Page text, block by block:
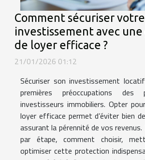
Comment sécuriser votre
investissement avec
de loyer efficace ?
21/01/2026 01:12
Sécuriser son investissement
premières préoccupations des
investisseurs immobiliers. Opter
loyer efficace permet d’éviter bien
assurant la pérennité de vos
par étape, comment choisir,
optimiser cette protection